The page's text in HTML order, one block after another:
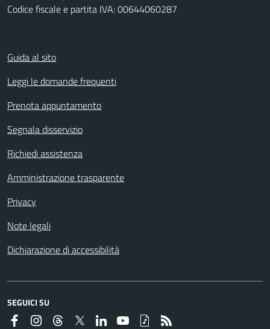
Codice fiscale e partita IVA: 00644060287
Guida al sito
Leggi le domande frequenti
Prenota appuntamento
Segnala disservizio
Richiedi assistenza
Amministrazione trasparente
Privacy
Note legali
Dichiarazione di accessibilità
SEGUICI SU